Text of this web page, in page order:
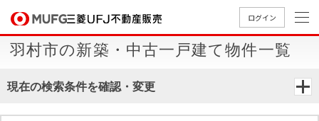
ログイン
買いたい
売りたい
羽村市の新築・中古一戸建て物件一覧
現在の検索条件を確認・変更